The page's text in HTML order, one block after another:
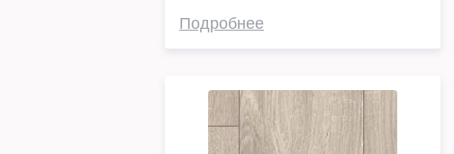
Подробнее